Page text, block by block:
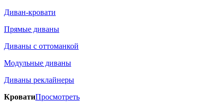
Диван-кровати
Прямые диваны
Диваны с оттоманкой
Модульные диваны
Диваны реклайнеры
КроватиПросмотреть